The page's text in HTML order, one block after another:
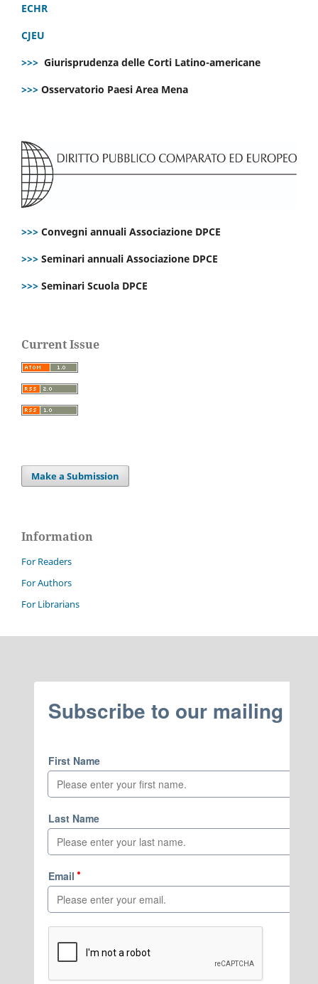
ECHR
CJEU
>>> Giurisprudenza delle Corti Latino-americane
>>> Osservatorio Paesi Area Mena
>>> Convegni annuali Associazione DPCE
>>> Seminari annuali Associazione DPCE
>>> Seminari Scuola DPCE
Current Issue
Make a Submission
Information
For Readers
For Authors
For Librarians